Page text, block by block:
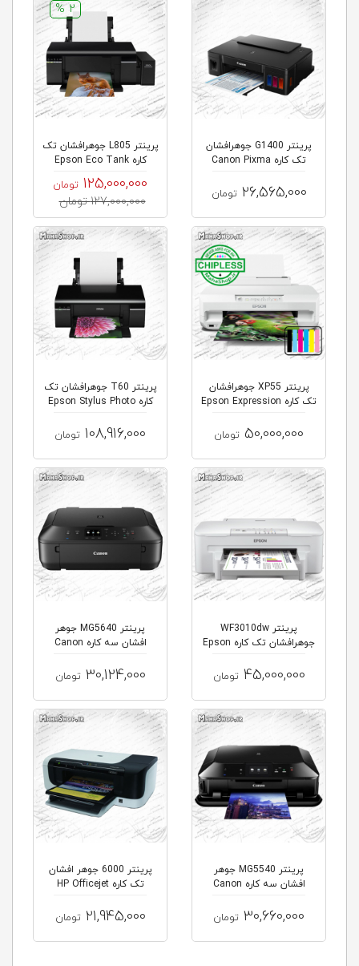
پرینتر G1400 جوهرافشان
تک کاره Canon Pixma
26,565,000 تومان
2 %
پرینتر L805 جوهرافشان تک
کاره Epson Eco Tank
125,000,000 تومان
127,000,000 تومان
پرینتر XP55 جوهرافشان
تک کاره Epson Expression
50,000,000 تومان
پرینتر T60 جوهرافشان تک
کاره Epson Stylus Photo
108,916,000 تومان
پرینتر WF3010dw
جوهرافشان تک کاره Epson
45,000,000 تومان
پرینتر MG5640 جوهر
افشان سه کاره Canon
30,124,000 تومان
پرینتر MG5540 جوهر
افشان سه کاره Canon
30,660,000 تومان
پرینتر 6000 جوهر افشان
تک کاره HP Officejet
21,945,000 تومان